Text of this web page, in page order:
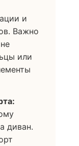
и
Важно
или
диван.